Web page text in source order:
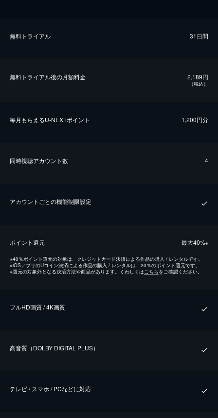
無料トライアル 31日間
無料トライアル後の⽉額料金 2,189円
（税込）
毎⽉もらえるU-NEXTポイント 1,200円分
同時視聴アカウント数 4
アカウントごとの機能制限設定
ポイント還元 最⼤40%※
※40％ポイント還元の対象は、クレジットカード決済による作品の購入 / レンタルです。
※iOSアプリのUコイン決済による作品の購入 / レンタルは、20％のポイント還元です。
※還元の対象外となる決済方法や商品があります。くわしくはこちらをご確認ください。
フルHD画質 / 4K画質
⾼⾳質（DOLBY DIGITAL PLUS）
テレビ / スマホ / PCなどに対応